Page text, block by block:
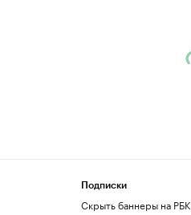
Подписки
Скрыть баннеры на РБК